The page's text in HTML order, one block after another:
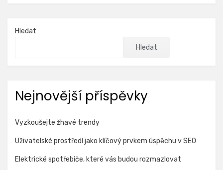
Hledat
Hledat
Nejnovější příspěvky
Vyzkoušejte žhavé trendy
Uživatelské prostředí jako klíčový prvkem úspěchu v SEO
Elektrické spotřebiče, které vás budou rozmazlovat